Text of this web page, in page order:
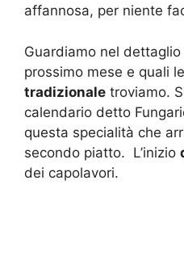
affannosa, per niente
Guardiamo nel
prossimo mese e quali
tradizionale troviamo.
calendario detto
questa specialità che
secondo piatto. L’inizio
dei capolavori.